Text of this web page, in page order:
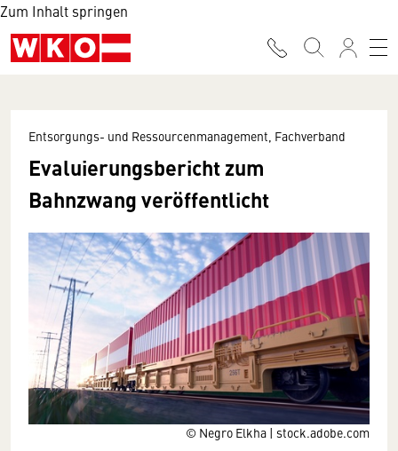
Zum Inhalt springen
© Negro Elkha | stock.adobe.com
Entsorgungs- und Ressourcenmanagement, Fachverband
Evaluierungsbericht zum
Bahnzwang veröffentlicht